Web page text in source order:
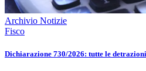
Archivio Notizie
Fisco
Dichiarazione 730/2026: tutte le